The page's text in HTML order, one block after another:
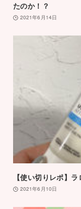
たのか！？
2021年6月14日
【使い切りレポ】
2021年6月10日